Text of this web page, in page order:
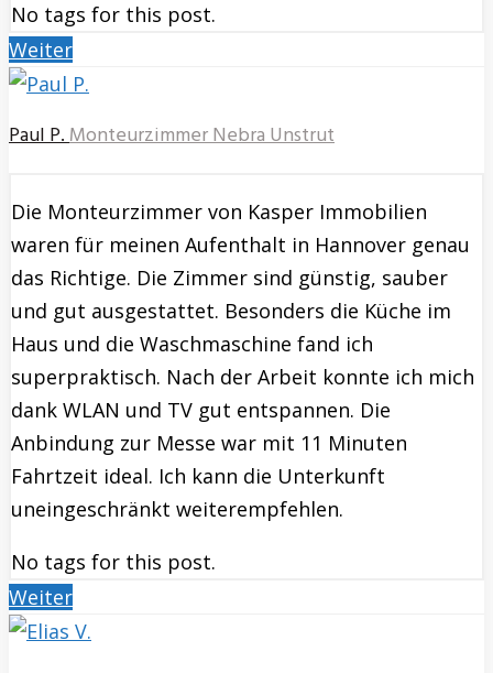
No tags for this post.
Weiter
Paul P.Monteurzimmer Nebra Unstrut
Die Monteurzimmer von Kasper Immobilien
waren für meinen Aufenthalt in Hannover genau
das Richtige. Die Zimmer sind günstig, sauber
und gut ausgestattet. Besonders die Küche im
Haus und die Waschmaschine fand ich
superpraktisch. Nach der Arbeit konnte ich mich
dank WLAN und TV gut entspannen. Die
Anbindung zur Messe war mit 11 Minuten
Fahrtzeit ideal. Ich kann die Unterkunft
uneingeschränkt weiterempfehlen.
No tags for this post.
Weiter